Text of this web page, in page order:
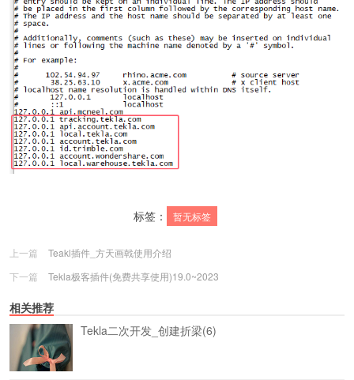
标签： 暂无标签
上一篇
Teakl插件_方天画戟使用介绍
下一篇
Tekla极客插件(免费共享使用)19.0~2023
相关推荐
Tekla二次开发_创建折梁(6)